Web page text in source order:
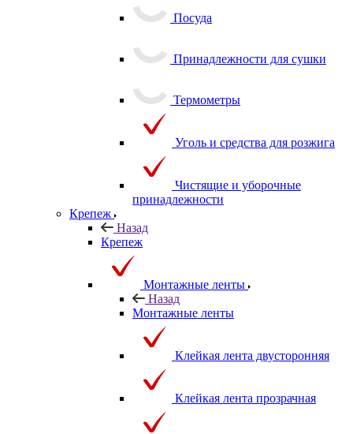
Посуда
Принадлежности для сушки
Термометры
Уголь и средства для розжига
Чистящие и уборочные
принадлежности
Крепеж
Назад
Крепеж
Монтажные ленты
Назад
Монтажные ленты
Клейкая лента двусторонняя
Клейкая лента прозрачная